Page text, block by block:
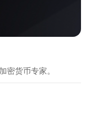
密货币专家。